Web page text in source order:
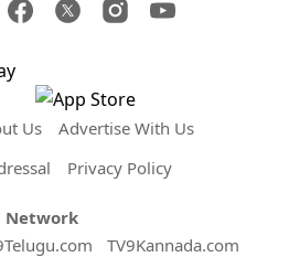
Us
Advertise With Us
Privacy Policy
Network
TV9Kannada.com